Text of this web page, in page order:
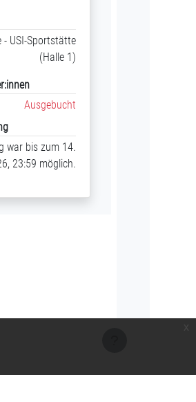
- USI-Sportstätte
(Halle 1)
Ausgebucht
war bis zum 14.
23:59 möglich.